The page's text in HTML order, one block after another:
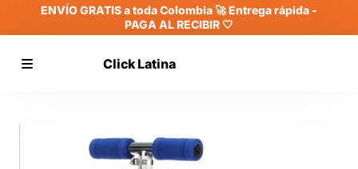
ENVÍO GRATIS a toda Colombia 🚀 Entrega rápida -
PAGA AL RECIBIR 🤍
Click Latina